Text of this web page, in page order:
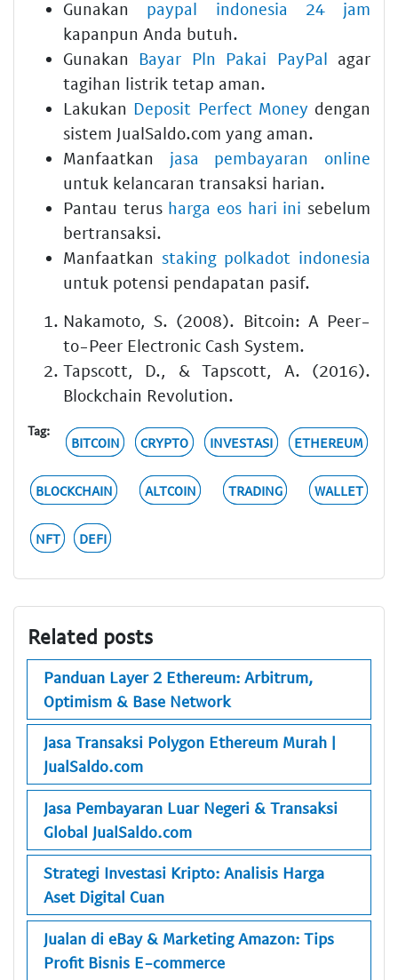
Gunakan paypal indonesia 24 jam
kapanpun Anda butuh.
Gunakan Bayar Pln Pakai PayPal agar
tagihan listrik tetap aman.
Lakukan Deposit Perfect Money dengan
sistem JualSaldo.com yang aman.
Manfaatkan jasa pembayaran online
untuk kelancaran transaksi harian.
Pantau terus harga eos hari ini sebelum
bertransaksi.
Manfaatkan staking polkadot indonesia
untuk potensi pendapatan pasif.
Nakamoto, S. (2008). Bitcoin: A Peer-
to-Peer Electronic Cash System.
Tapscott, D., & Tapscott, A. (2016).
Blockchain Revolution.
Tag:
BITCOIN CRYPTO INVESTASI ETHEREUM
BLOCKCHAIN ALTCOIN TRADING WALLET
NFT DEFI
Related posts
Panduan Layer 2 Ethereum: Arbitrum,
Optimism & Base Network
Jasa Transaksi Polygon Ethereum Murah |
JualSaldo.com
Jasa Pembayaran Luar Negeri & Transaksi
Global JualSaldo.com
Strategi Investasi Kripto: Analisis Harga
Aset Digital Cuan
Jualan di eBay & Marketing Amazon: Tips
Profit Bisnis E-commerce